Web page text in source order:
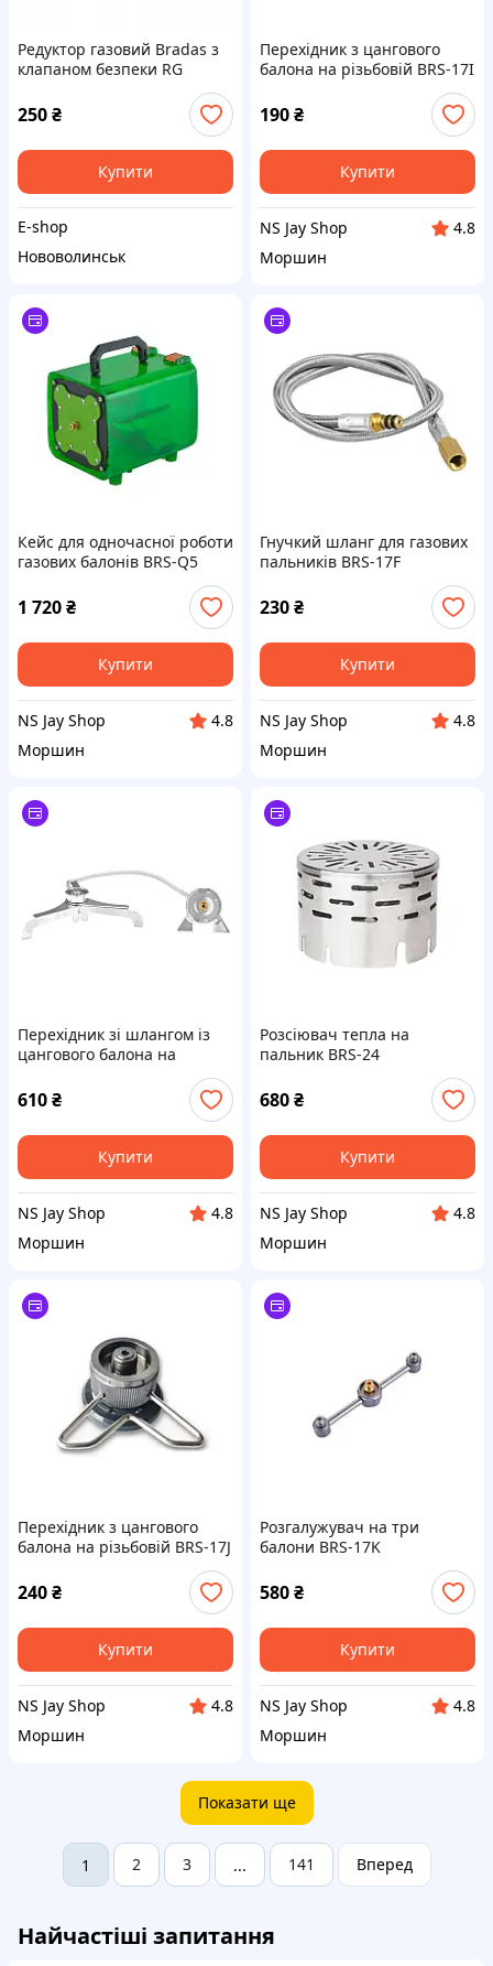
Редуктор газовий Bradas з
клапаном безпеки RG
250₴
Купити
E-shop
Нововолинськ
Перехідник з цангового
балона на різьбовій BRS-17I
190₴
Купити
NS Jay Shop
4.8
Моршин
Кейс для одночасної роботи
газових балонів BRS-Q5
1 720₴
Купити
NS Jay Shop
4.8
Моршин
Гнучкий шланг для газових
пальників BRS-17F
230₴
Купити
NS Jay Shop
4.8
Моршин
Перехідник зі шлангом із
цангового балона на
610₴
Купити
NS Jay Shop
4.8
Моршин
Розсіювач тепла на
пальник BRS-24
680₴
Купити
NS Jay Shop
4.8
Моршин
Перехідник з цангового
балона на різьбовій BRS-17J
240₴
Купити
NS Jay Shop
4.8
Моршин
Розгалужувач на три
балони BRS-17K
580₴
Купити
NS Jay Shop
4.8
Моршин
Показати ще
1 2 3 ... 141 Вперед
Найчастіші запитання